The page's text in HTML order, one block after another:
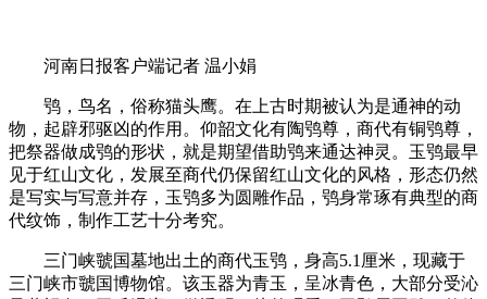
河南日报客户端记者 温小娟
鸮，鸟名，俗称猫头鹰。在上古时期被认为是通神的动
物，起辟邪驱凶的作用。仰韶文化有陶鸮尊，商代有铜鸮尊，
把祭器做成鸮的形状，就是期望借助鸮来通达神灵。玉鸮最早
见于红山文化，发展至商代仍保留红山文化的风格，形态仍然
是写实与写意并存，玉鸮多为圆雕作品，鸮身常琢有典型的商
代纹饰，制作工艺十分考究。
三门峡虢国墓地出土的商代玉鸮，身高5.1厘米，现藏于
三门峡市虢国博物馆。该玉器为青玉，呈冰青色，大部分受沁